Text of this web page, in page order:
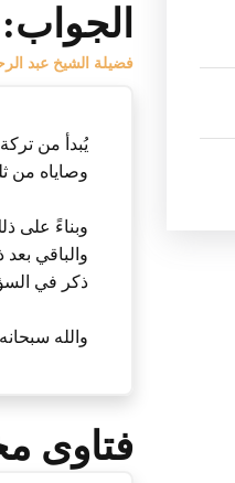
الجواب:
فضيلة الشيخ عبد
يُبدأ من
وصاياه من
وبناءً على
والباقي
ذكر في
والله
فتاوى